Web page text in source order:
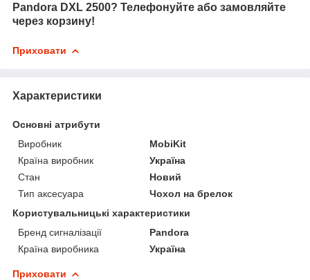
Pandora DXL 2500? Телефонуйте або замовляйте
через корзину!
Приховати
Характеристики
Основні атрибути
Виробник
MobiKit
Країна виробник
Україна
Стан
Новий
Тип аксесуара
Чохол на брелок
Користувальницькі характеристики
Бренд сигналізації
Pandora
Країна виробника
Україна
Приховати